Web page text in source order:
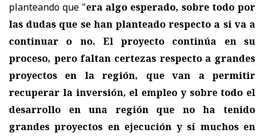
planteando que "era algo esperado, sobre todo por
las dudas que se han planteado respecto a si va a
continuar o no. El proyecto continúa en su
proceso, pero faltan certezas respecto a grandes
proyectos en la región, que van a permitir
recuperar la inversión, el empleo y sobre todo el
desarrollo en una región que no ha tenido
grandes proyectos en ejecución y sí muchos en